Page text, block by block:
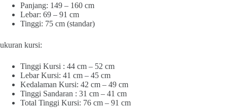
Panjang: 149 – 160 cm
Lebar: 69 – 91 cm
Tinggi: 75 cm (standar)
ukuran kursi:
Tinggi Kursi : 44 cm – 52 cm
Lebar Kursi: 41 cm – 45 cm
Kedalaman Kursi: 42 cm – 49 cm
Tinggi Sandaran : 31 cm – 41 cm
Total Tinggi Kursi: 76 cm – 91 cm